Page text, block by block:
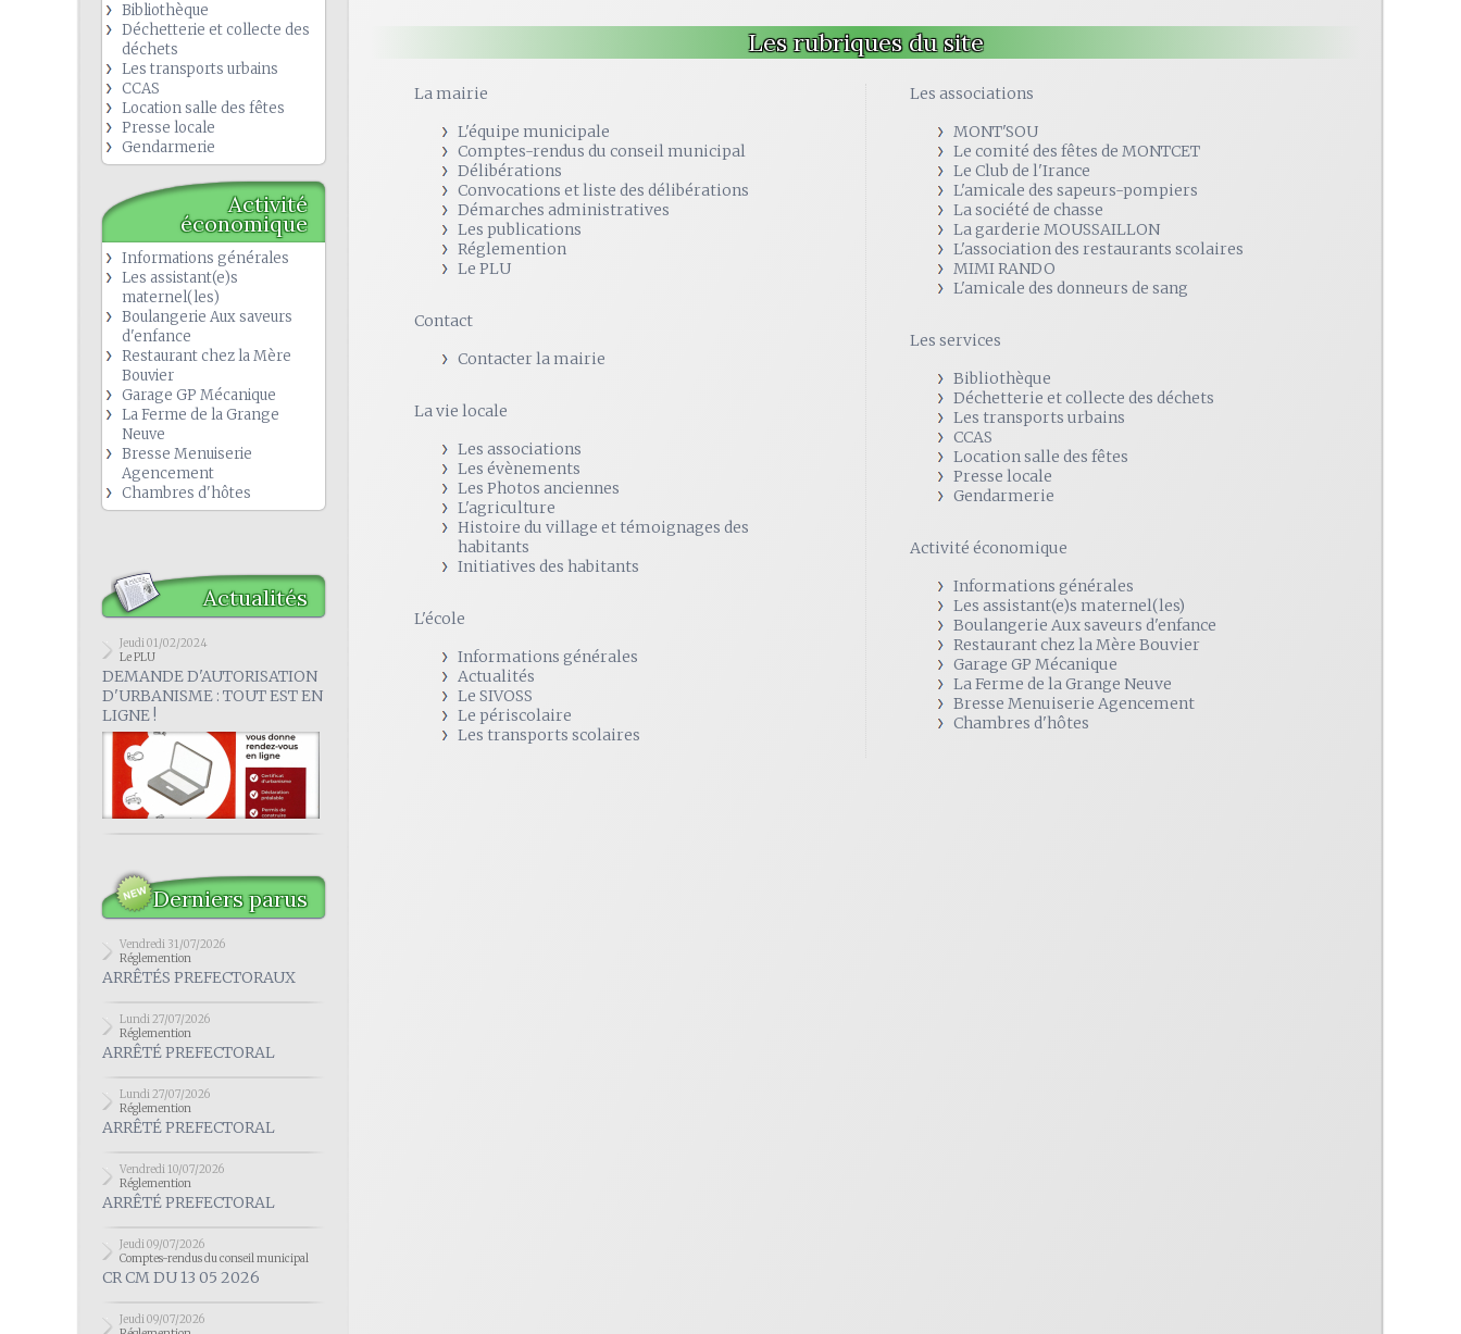
Bibliothèque
Déchetterie et collecte des
déchets
Les transports urbains
CCAS
Location salle des fêtes
Presse locale
Gendarmerie
Activité
économique
Informations générales
Les assistant(e)s
maternel(les)
Boulangerie Aux saveurs
d'enfance
Restaurant chez la Mère
Bouvier
Garage GP Mécanique
La Ferme de la Grange
Neuve
Bresse Menuiserie
Agencement
Chambres d'hôtes
Actualités
Jeudi 01/02/2024
Le PLU
DEMANDE D'AUTORISATION
D'URBANISME : TOUT EST EN
LIGNE !
Derniers parus
Vendredi 31/07/2026
Réglemention
ARRÊTÉS PREFECTORAUX
Lundi 27/07/2026
Réglemention
ARRÊTÉ PREFECTORAL
Lundi 27/07/2026
Réglemention
ARRÊTÉ PREFECTORAL
Vendredi 10/07/2026
Réglemention
ARRÊTÉ PREFECTORAL
Jeudi 09/07/2026
Comptes-rendus du conseil municipal
CR CM DU 13 05 2026
Jeudi 09/07/2026
Les rubriques du site
La mairie
L'équipe municipale
Comptes-rendus du conseil municipal
Délibérations
Convocations et liste des délibérations
Démarches administratives
Les publications
Réglemention
Le PLU
Contact
Contacter la mairie
La vie locale
Les associations
Les évènements
Les Photos anciennes
L'agriculture
Histoire du village et témoignages des
habitants
Initiatives des habitants
L'école
Informations générales
Actualités
Le SIVOSS
Le périscolaire
Les transports scolaires
Les associations
MONT'SOU
Le comité des fêtes de MONTCET
Le Club de l'Irance
L'amicale des sapeurs-pompiers
La société de chasse
La garderie MOUSSAILLON
L'association des restaurants scolaires
MIMI RANDO
L'amicale des donneurs de sang
Les services
Bibliothèque
Déchetterie et collecte des déchets
Les transports urbains
CCAS
Location salle des fêtes
Presse locale
Gendarmerie
Activité économique
Informations générales
Les assistant(e)s maternel(les)
Boulangerie Aux saveurs d'enfance
Restaurant chez la Mère Bouvier
Garage GP Mécanique
La Ferme de la Grange Neuve
Bresse Menuiserie Agencement
Chambres d'hôtes